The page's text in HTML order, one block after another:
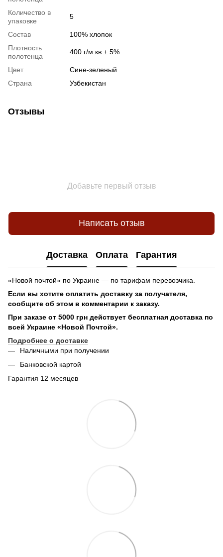
Количество в
упаковке
5
Состав
100% хлопок
Плотность
полотенца
400 г/м.кв ± 5%
Цвет
Сине-зеленый
Страна
Узбекистан
Отзывы
Добавьте первый отзыв
Написать отзыв
Доставка Оплата Гарантия
«Новой почтой» по Украине — по тарифам перевозчика.
Если вы хотите оплатить доставку за получателя,
сообщите об этом в комментарии к заказу.
При заказе от 5000 грн действует бесплатная доставка по
всей Украине «Новой Почтой».
Подробнее о доставке
Наличными при получении
Банковской картой
Гарантия 12 месяцев